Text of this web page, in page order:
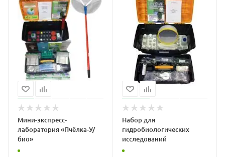
Мини-экспресс-
лаборатория «Пчёлка-У/
био»
Набор для
гидробиологических
исследований